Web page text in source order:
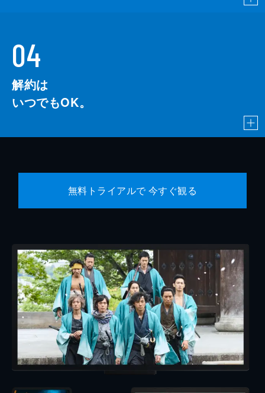
04
解約は
いつでもOK。
無料トライアルで 今すぐ観る